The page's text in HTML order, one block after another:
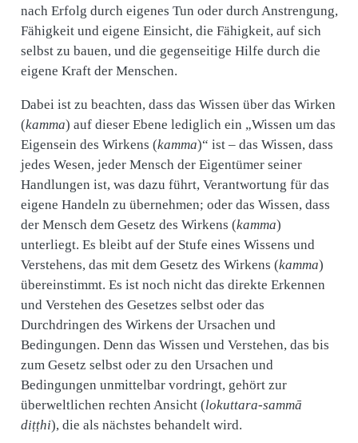
nach Erfolg durch eigenes Tun oder durch Anstrengung,
Fähigkeit und eigene Einsicht, die Fähigkeit, auf sich
selbst zu bauen, und die gegenseitige Hilfe durch die
eigene Kraft der Menschen.
Dabei ist zu beachten, dass das Wissen über das Wirken
(kamma) auf dieser Ebene lediglich ein „Wissen um das
Eigensein des Wirkens (kamma)“ ist – das Wissen, dass
jedes Wesen, jeder Mensch der Eigentümer seiner
Handlungen ist, was dazu führt, Verantwortung für das
eigene Handeln zu übernehmen; oder das Wissen, dass
der Mensch dem Gesetz des Wirkens (kamma)
unterliegt. Es bleibt auf der Stufe eines Wissens und
Verstehens, das mit dem Gesetz des Wirkens (kamma)
übereinstimmt. Es ist noch nicht das direkte Erkennen
und Verstehen des Gesetzes selbst oder das
Durchdringen des Wirkens der Ursachen und
Bedingungen. Denn das Wissen und Verstehen, das bis
zum Gesetz selbst oder zu den Ursachen und
Bedingungen unmittelbar vordringt, gehört zur
überweltlichen rechten Ansicht (lokuttara-sammā
diṭṭhi), die als nächstes behandelt wird.